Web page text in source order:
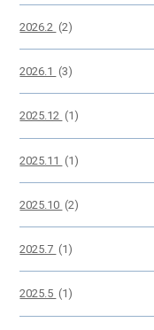
2026.2 (2)
2026.1 (3)
2025.12 (1)
2025.11 (1)
2025.10 (2)
2025.7 (1)
2025.5 (1)